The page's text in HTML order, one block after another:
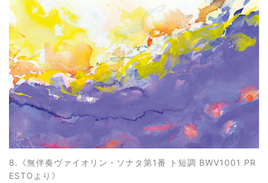
8.《無伴奏ヴァイオリン・ソナタ第1番 ト短調 BWV1001 PR
ESTOより 》